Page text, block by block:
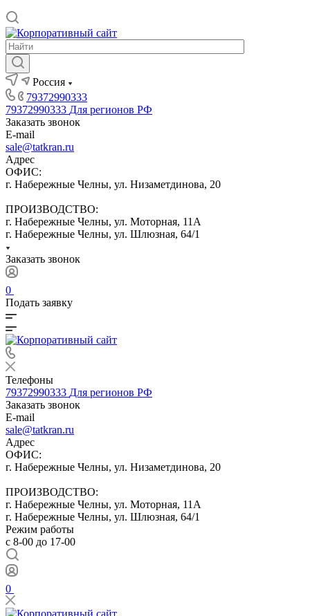
Россия
79372990333
79372990333 Для регионов РФ
Заказать звонок
E-mail
sale@tatkran.ru
Адрес
ОФИС:
г. Набережные Челны, ул. Низаметдинова, 20
ПРОИЗВОДСТВО:
г. Набережные Челны, ул. Моторная, 11А
г. Набережные Челны, ул. Шлюзная, 64/1
Заказать звонок
0
Подать заявку
Телефоны
79372990333 Для регионов РФ
Заказать звонок
E-mail
sale@tatkran.ru
Адрес
ОФИС:
г. Набережные Челны, ул. Низаметдинова, 20
ПРОИЗВОДСТВО:
г. Набережные Челны, ул. Моторная, 11А
г. Набережные Челны, ул. Шлюзная, 64/1
Режим работы
с 8-00 до 17-00
0